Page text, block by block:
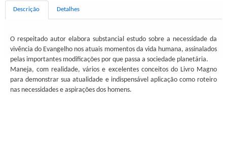
Descrição Detalhes
O respeitado autor elabora substancial estudo sobre a necessidade da
vivência do Evangelho nos atuais momentos da vida humana, assinalados
pelas importantes modificações por que passa a sociedade planetária.
Maneja, com realidade, vários e excelentes conceitos do Livro Magno
para demonstrar sua atualidade e indispensável aplicação como roteiro
nas necessidades e aspirações dos homens.